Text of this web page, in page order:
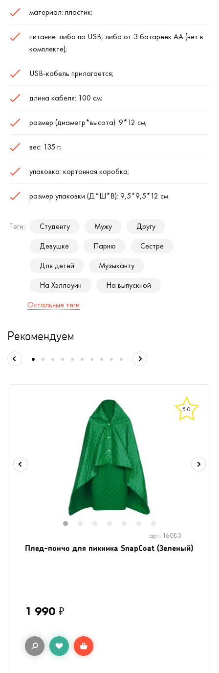
материал: пластик;
питание: либо по USB, либо от 3 батареек АА (нет в
комплекте);
USB-кабель прилагается;
длина кабеля: 100 см;
размер (диаметр*высота): 9*12 см;
вес: 135 г;
упаковка: картонная коробка;
размер упаковки (Д*Ш*В): 9,5*9,5*12 см.
Теги: Студенту Мужу
Другу
Девушке
Парню
Сестре
Для детей
Музыканту
На Хэллоуин
На выпускной
Остальные теги
Рекомендуем
5.0
арт. 16083
Плед-пончо для пикника SnapCoat (Зеленый)
1 990 ₽